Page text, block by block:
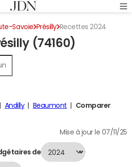
Savoie Présilly Recettes 2024
(74160)
Andilly Beaumont
Comparer
Mise à jour le 07/11/25
de